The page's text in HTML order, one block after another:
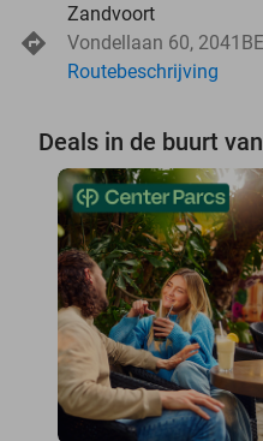
Zandvoort
Vondellaan 60, 2041BE
Routebeschrijving
Deals in de buurt van